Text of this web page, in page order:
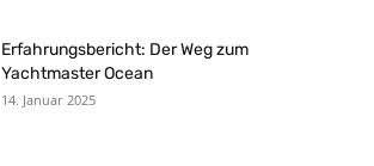
Erfahrungsbericht: Der Weg zum
Yachtmaster Ocean
14. Januar 2025